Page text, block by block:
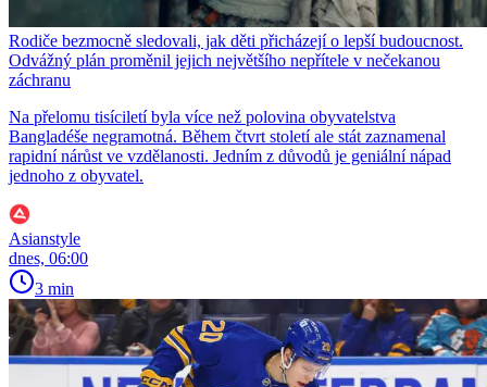
Rodiče bezmocně sledovali, jak děti přicházejí o lepší budoucnost.
Odvážný plán proměnil jejich největšího nepřítele v nečekanou
záchranu
Na přelomu tisíciletí byla více než polovina obyvatelstva
Bangladéše negramotná. Během čtvrt století ale stát zaznamenal
rapidní nárůst ve vzdělanosti. Jedním z důvodů je geniální nápad
jednoho z obyvatel.
Asianstyle
dnes, 06:00
3 min